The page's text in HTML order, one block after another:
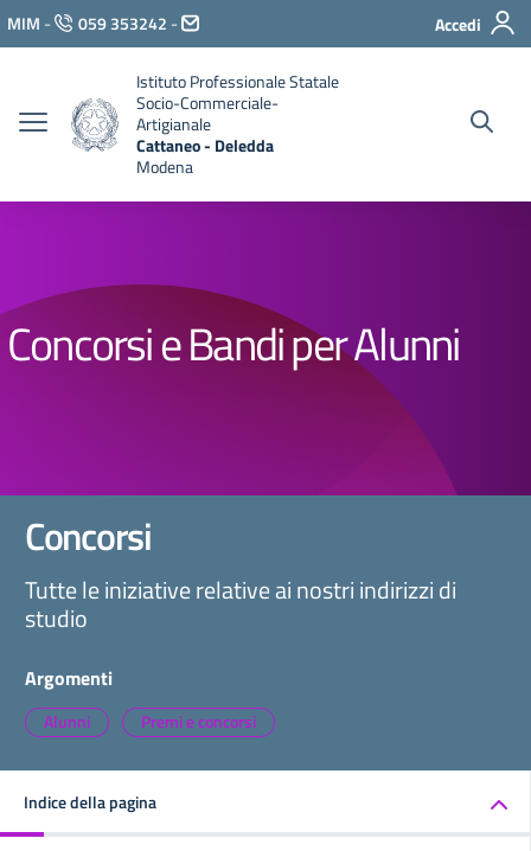
Vai ai contenuti
Vai al menu di navigazione
Vai al footer
MIM - 059 353242 - Accedi
Istituto Professionale Statale
Socio-Commerciale-
Artigianale
Cattaneo - Deledda
Modena
Concorsi e Bandi per Alunni
Concorsi
Tutte le iniziative relative ai nostri indirizzi di
studio
Argomenti
Alunni Premi e concorsi
Indice della pagina